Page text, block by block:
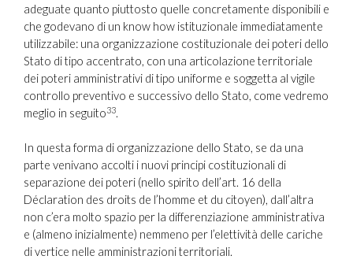
adeguate quanto piuttosto quelle concretamente disponibili e
che godevano di un know how istituzionale immediatamente
utilizzabile: una organizzazione costituzionale dei poteri dello
Stato di tipo accentrato, con una articolazione territoriale
dei poteri amministrativi di tipo uniforme e soggetta al vigile
controllo preventivo e successivo dello Stato, come vedremo
meglio in seguito33.
In questa forma di organizzazione dello Stato, se da una
parte venivano accolti i nuovi principi costituzionali di
separazione dei poteri (nello spirito dell’art. 16 della
Déclaration des droits de l’homme et du citoyen), dall’altra
non c’era molto spazio per la differenziazione amministrativa
e (almeno inizialmente) nemmeno per l’elettività delle cariche
di vertice nelle amministrazioni territoriali.